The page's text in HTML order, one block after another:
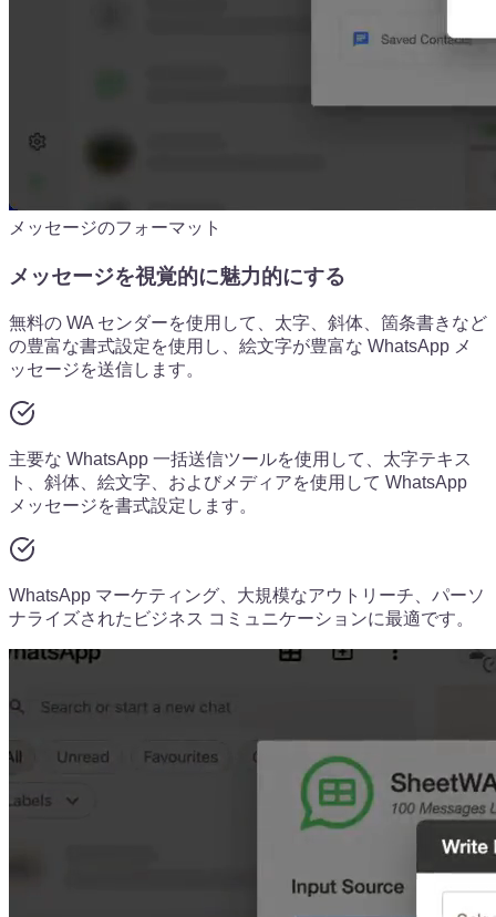
メッセージのフォーマット
メッセージを視覚的に魅力的にする
無料の WA センダーを使用して、太字、斜体、箇条書きなど
の豊富な書式設定を使用し、絵文字が豊富な WhatsApp メ
ッセージを送信します。
主要な WhatsApp 一括送信ツールを使用して、太字テキス
ト、斜体、絵文字、およびメディアを使用して WhatsApp
メッセージを書式設定します。
WhatsApp マーケティング、大規模なアウトリーチ、パーソ
ナライズされたビジネス コミュニケーションに最適です。